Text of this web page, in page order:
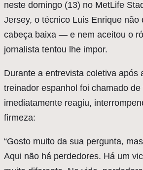
neste domingo (13) no MetLife
Jersey, o técnico Luis Enrique não
cabeça baixa — e nem aceitou o
jornalista tentou lhe impor.
Durante a entrevista coletiva após
treinador espanhol foi chamado de
imediatamente reagiu,
firmeza:
“Gosto muito da sua pergunta,
Aqui não há perdedores. Há um